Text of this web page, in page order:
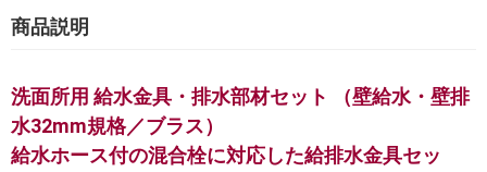
商品説明
洗面所用 給水金具・排水部材セット （壁給水・壁排
水32mm規格／ブラス）
給水ホース付の混合栓に対応した給排水金具セッ